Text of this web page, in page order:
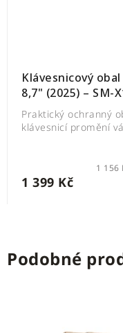
Klávesnicový
8,7" (2025) – SM-
1 156
1 399 Kč
Praktický ochranný
klávesnicí promění
Podobné